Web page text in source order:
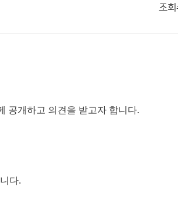
조회
공개하고 의견을 받고자 합니다.
다.